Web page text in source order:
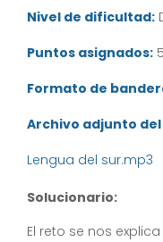
Nivel de dificultad:
Puntos asignados:
Formato de
Archivo adjunto
Lengua del sur.mp3
Solucionario:
El reto se nos